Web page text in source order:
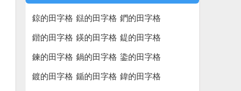
鍄的田字格 鍅的田字格 鍆的田字格
鍇的田字格 鍈的田字格 鍉的田字格
鍊的田字格 鍋的田字格 鍌的田字格
鍍的田字格 鍎的田字格 鍏的田字格